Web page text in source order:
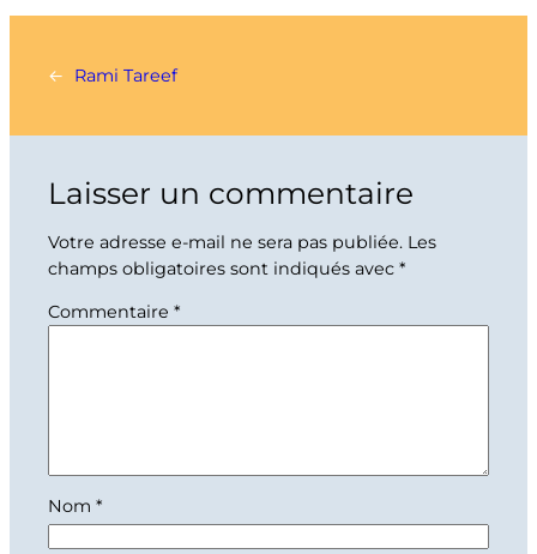
← Rami Tareef
Laisser un commentaire
Votre adresse e-mail ne sera pas publiée. Les
champs obligatoires sont indiqués avec *
Commentaire *
Nom *